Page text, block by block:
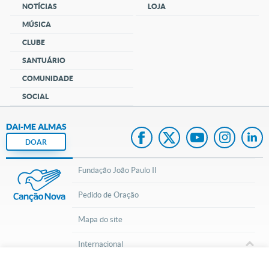
NOTÍCIAS
MÚSICA
CLUBE
SANTUÁRIO
COMUNIDADE
SOCIAL
LOJA
DAI-ME ALMAS
DOAR
Fundação João Paulo II
Pedido de Oração
Mapa do site
Internacional